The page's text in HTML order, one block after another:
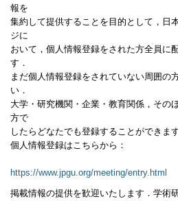
報を
集約して提供することを目的として，日
ジに
おいて，個人情報登録をされた方全員に
す．
まだ個人情報登録をされていない周囲の
い．
大学・研究機関・企業・教育関係，その
方で
したらどなたでも登録することができま
個人情報登録はこちらから：
https://www.jpgu.org/meeting/entry.html
掲載情報の提供を歓迎いたします．学術